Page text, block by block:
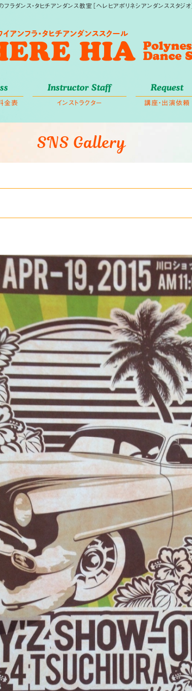
ラダンス・タヒチアンダンス教室［ヘレヒアポリネシアンダンススタジオ］
金表
Instructor Staff
インストラクター
Request
講座・出演依頼
SNS Gallery